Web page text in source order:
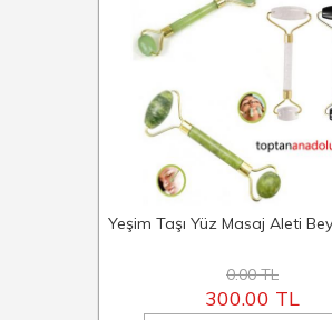
Yeşim Taşı Yüz Masaj Aleti
0.00 TL
300.00 TL